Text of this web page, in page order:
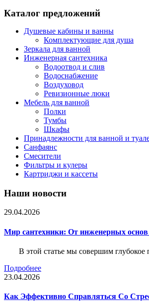
Каталог предложений
Душевые кабины и ванны
Комплектующие для душа
Зеркала для ванной
Инженерная сантехника
Водоотвод и слив
Водоснабжение
Воздуховод
Ревизионные люки
Мебель для ванной
Полки
Тумбы
Шкафы
Принадлежности для ванной и
Санфаянс
Смесители
Фильтры и кулеры
Картриджи и кассеты
Наши новости
29.04.2026
Мир сантехники: От инженерных основ
В этой статье мы совершим глубокое
Подробнее
23.04.2026
Как Эффективно Справляться Со